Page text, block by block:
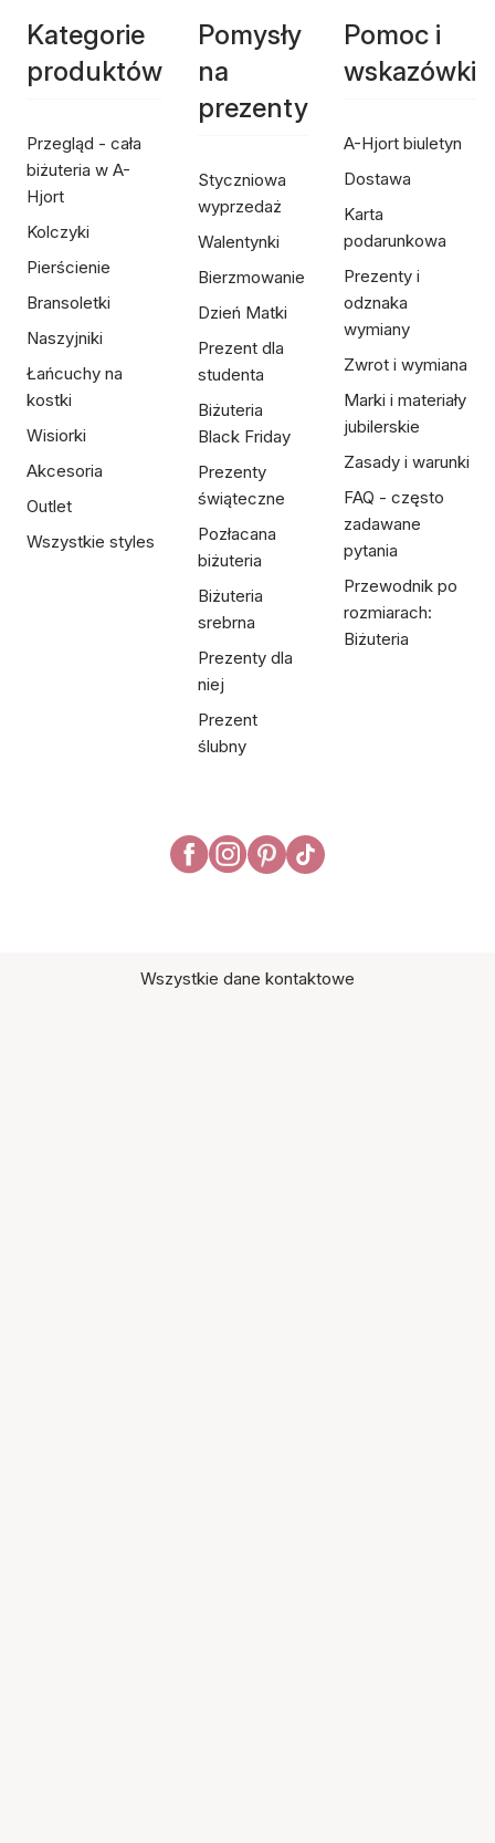
Kategorie
produktów
Przegląd - cała
biżuteria w A-
Hjort
Kolczyki
Pierścienie
Bransoletki
Naszyjniki
Łańcuchy na
kostki
Wisiorki
Akcesoria
Outlet
Wszystkie styles
Pomysły
na
prezenty
Styczniowa
wyprzedaż
Walentynki
Bierzmowanie
Dzień Matki
Prezent dla
studenta
Biżuteria
Black Friday
Prezenty
świąteczne
Pozłacana
biżuteria
Biżuteria
srebrna
Prezenty dla
niej
Prezent
ślubny
Pomoc i
wskazówki
A-Hjort biuletyn
Dostawa
Karta
podarunkowa
Prezenty i
odznaka
wymiany
Zwrot i wymiana
Marki i materiały
jubilerskie
Zasady i warunki
FAQ - często
zadawane
pytania
Przewodnik po
rozmiarach:
Biżuteria
Wszystkie dane kontaktowe